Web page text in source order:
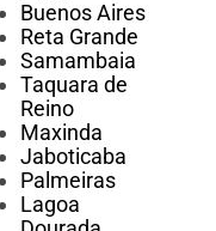
Buenos Aires
Reta Grande
Samambaia
Taquara de
Reino
Maxinda
Jaboticaba
Palmeiras
Lagoa